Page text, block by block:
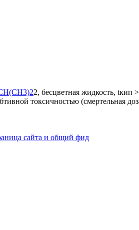
2, бесцветная жидкость,
токсичностью (смертельная
сайта и общий фид